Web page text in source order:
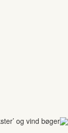
og vind bøger